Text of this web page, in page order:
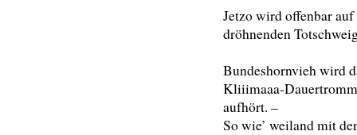
Jetzo wird offenbar
dröhnenden
Bundeshornvieh wird
Kliiimaaa-
aufhört. –
So wie’ weiland mit